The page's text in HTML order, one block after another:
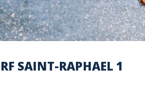
SAINT-RAPHAEL 1